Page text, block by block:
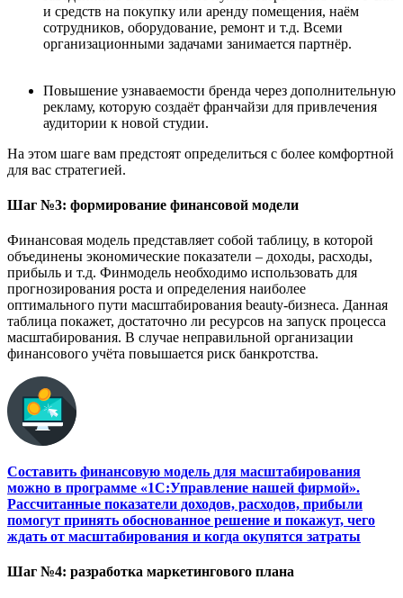
и средств на покупку или аренду помещения, наём
сотрудников, оборудование, ремонт и т.д. Всеми
организационными задачами занимается партнёр.
Повышение узнаваемости бренда через дополнительную
рекламу, которую создаёт франчайзи для привлечения
аудитории к новой студии.
На этом шаге вам предстоят определиться с более комфортной
для вас стратегией.
Шаг №3: формирование финансовой модели
Финансовая модель представляет собой таблицу, в которой
объединены экономические показатели – доходы, расходы,
прибыль и т.д. Финмодель необходимо использовать для
прогнозирования роста и определения наиболее
оптимального пути масштабирования beauty-бизнеса. Данная
таблица покажет, достаточно ли ресурсов на запуск процесса
масштабирования. В случае неправильной организации
финансового учёта повышается риск банкротства.
Составить финансовую модель для масштабирования
можно в программе «1С:Управление нашей фирмой».
Рассчитанные показатели доходов, расходов, прибыли
помогут принять обоснованное решение и покажут, чего
ждать от масштабирования и когда окупятся затраты
Шаг №4: разработка маркетингового плана